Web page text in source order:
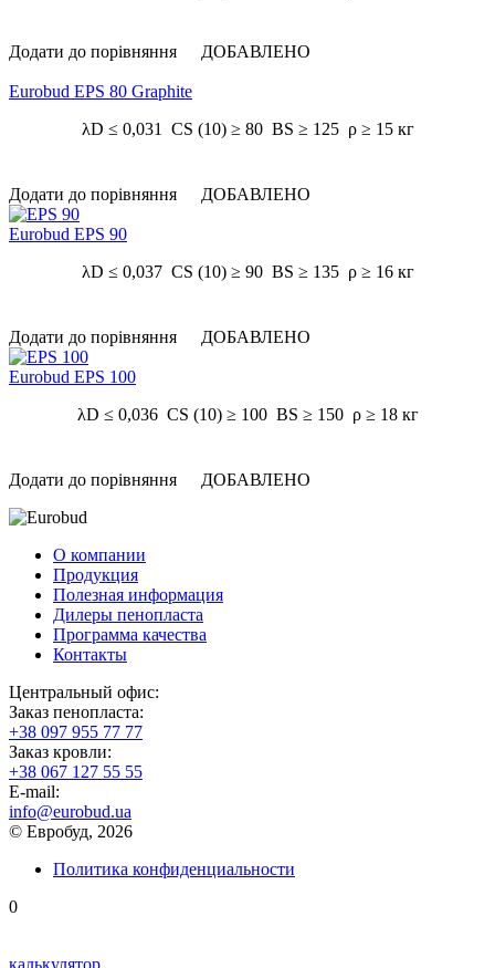
Додати до порівняння ДОБАВЛЕНО
Eurobud EPS 80 Graphite
λD ≤ 0,031 CS (10) ≥ 80 BS ≥ 125 ρ ≥ 15 кг
Додати до порівняння ДОБАВЛЕНО
Eurobud EPS 90
λD ≤ 0,037 CS (10) ≥ 90 BS ≥ 135 ρ ≥ 16 кг
Додати до порівняння ДОБАВЛЕНО
Eurobud EPS 100
λD ≤ 0,036 CS (10) ≥ 100 BS ≥ 150 ρ ≥ 18 кг
Додати до порівняння ДОБАВЛЕНО
О компании
Продукция
Полезная информация
Дилеры пенопласта
Программа качества
Контакты
Центральный офис:
Заказ пенопласта:
+38 097 955 77 77
Заказ кровли:
+38 067 127 55 55
Е-mail:
info@eurobud.ua
© Евробуд, 2026
Политика конфиденциальности
0
калькулятор